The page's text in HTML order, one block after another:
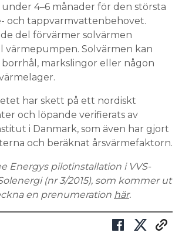
4–6 månader för den största
och tappvarmvattenbehovet.
del förvärmer solvärmen
värmepumpen. Solvärmen kan
markslingor eller någon
har skett på ett nordiskt
och löpande verifierats av
i Danmark, som även har gjort
och beräknat årsvärmefaktorn.
Energys pilotinstallation i VVS-
(nr 3/2015), som kommer ut
en prenumeration här.